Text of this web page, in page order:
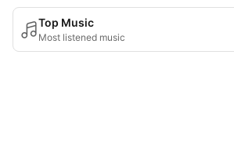
Top Music
Most listened music